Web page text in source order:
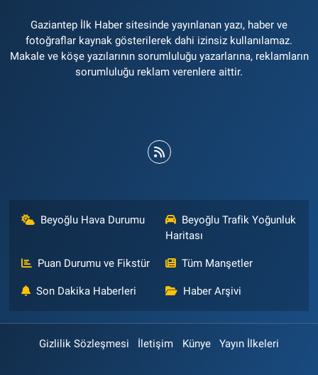
Gaziantep İlk Haber sitesinde yayınlanan yazı, haber ve
fotoğraflar kaynak gösterilerek dahi izinsiz kullanılamaz.
Makale ve köşe yazılarının sorumluluğu yazarlarına, reklamların
sorumluluğu reklam verenlere aittir.
Beyoğlu Hava Durumu
Beyoğlu Trafik Yoğunluk
Haritası
Puan Durumu ve Fikstür Tüm Manşetler
Son Dakika Haberleri Haber Arşivi
Gizlilik Sözleşmesi İletişim Künye Yayın İlkeleri